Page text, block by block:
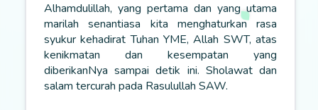
Alhamdulillah, yang pertama dan yang utama
marilah senantiasa kita menghaturkan rasa
syukur kehadirat Tuhan YME, Allah SWT, atas
kenikmatan dan kesempatan yang
diberikanNya sampai detik ini. Sholawat dan
salam tercurah pada Rasulullah SAW.